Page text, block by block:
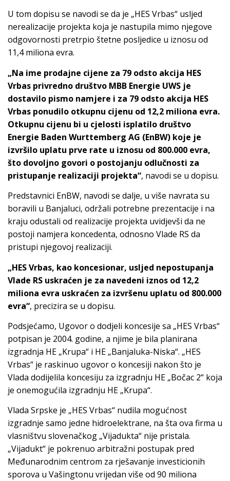
U tom dopisu se navodi se da je „HES Vrbas“ usljed
nerealizacije projekta koja je nastupila mimo njegove
odgovornosti pretrpio štetne posljedice u iznosu od
11,4 miliona evra.
„Na ime prodajne cijene za 79 odsto akcija HES
Vrbas privredno društvo MBB Energie UWS je
dostavilo pismo namjere i za 79 odsto akcija HES
Vrbas ponudilo otkupnu cijenu od 12,2 miliona evra.
Otkupnu cijenu bi u cjelosti isplatilo društvo
Energie Baden Wurttemberg AG (EnBW) koje je
izvršilo uplatu prve rate u iznosu od 800.000 evra,
što dovoljno govori o postojanju odlučnosti za
pristupanje realizaciji projekta“, navodi se u dopisu.
Predstavnici EnBW, navodi se dalje, u više navrata su
boravili u Banjaluci, održali potrebne prezentacije i na
kraju odustali od realizacije projekta uvidjevši da ne
postoji namjera koncedenta, odnosno Vlade RS da
pristupi njegovoj realizaciji.
„HES Vrbas, kao koncesionar, usljed nepostupanja
Vlade RS uskraćen je za navedeni iznos od 12,2
miliona evra uskraćen za izvršenu uplatu od 800.000
evra“, precizira se u dopisu.
Podsjećamo, Ugovor o dodjeli koncesije sa „HES Vrbas“
potpisan je 2004. godine, a njime je bila planirana
izgradnja HE „Krupa“ i HE „Banjaluka-Niska“. „HES
Vrbas“ je raskinuo ugovor o koncesiji nakon što je
Vlada dodijelila koncesiju za izgradnju HE „Bočac 2“ koja
je onemogućila izgradnju HE „Krupa“.
Vlada Srpske je „HES Vrbas“ nudila mogućnost
izgradnje samo jedne hidroelektrane, na šta ova firma u
vlasništvu slovenačkog „Vijadukta“ nije pristala.
„Vijadukt“ je pokrenuo arbitražni postupak pred
Međunarodnim centrom za rješavanje investicionih
sporova u Vašingtonu vrijedan više od 90 miliona